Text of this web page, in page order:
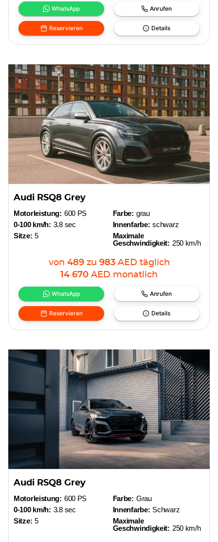
WhatsApp Anrufen
Reservieren Details
Audi RSQ8 Grey
Motorleistung: 600 PS
0-100 km/h: 3.8 sec
Sitze: 5
Farbe: grau
Innenfarbe: schwarz
Maximale
Geschwindigkeit: 250 km/h
von 489 zu 983 AED täglich
14 670 AED monatlich
WhatsApp Anrufen
Reservieren Details
Audi RSQ8 Grey
Motorleistung: 600 PS
0-100 km/h: 3.8 sec
Sitze: 5
Farbe: Grau
Innenfarbe: Schwarz
Maximale
Geschwindigkeit: 250 km/h